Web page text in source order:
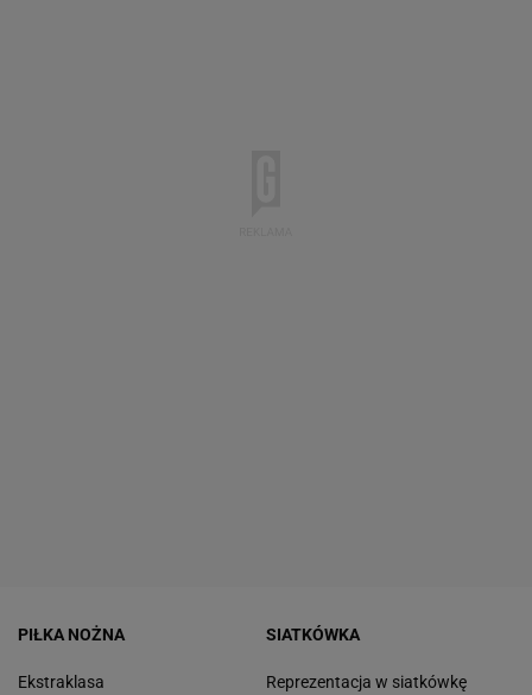
PIŁKA NOŻNA
Ekstraklasa
SIATKÓWKA
Reprezentacja w siatkówkę